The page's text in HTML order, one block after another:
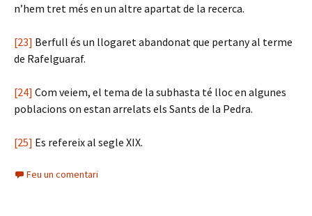
n’hem tret més en un altre apartat de la recerca.
[23] Berfull és un llogaret abandonat que pertany al terme
de Rafelguaraf.
[24] Com veiem, el tema de la subhasta té lloc en algunes
poblacions on estan arrelats els Sants de la Pedra.
[25] Es refereix al segle XIX.
Feu un comentari